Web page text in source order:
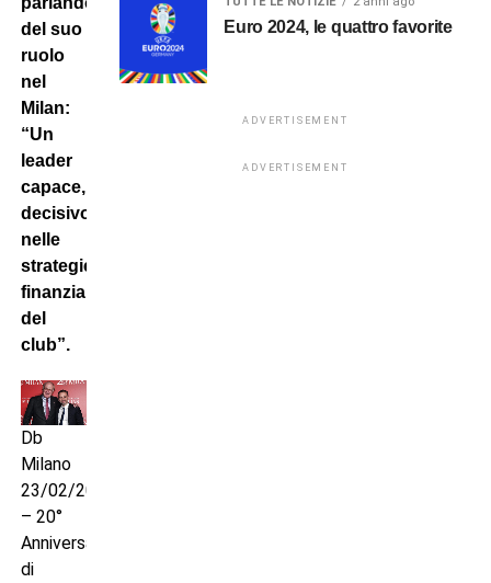
del suo
ruolo
nel
Milan:
“Un
leader
capace,
decisivo
nelle
strategie
finanziarie
del
club”.
Db
Milano
23/02/2023
– 20°
Anniversario
di
Euro 2024, le quattro favorite
ADVERTISEMENT
ADVERTISEMENT